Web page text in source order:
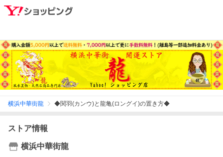
横浜中華街龍 ◆関羽(カンウ)と龍亀(ロングイ)の置き方◆
ストア情報
横浜中華街龍